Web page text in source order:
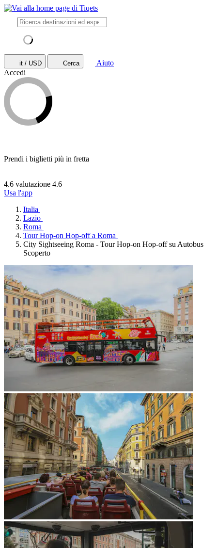
it / USD Cerca
Aiuto
Accedi
Prendi i biglietti più in fretta
4.6 valutazione 4.6
Usa l'app
Italia
Lazio
Roma
Tour Hop-on Hop-off a Roma
City Sightseeing Roma - Tour Hop-on Hop-off su Autobus
Scoperto